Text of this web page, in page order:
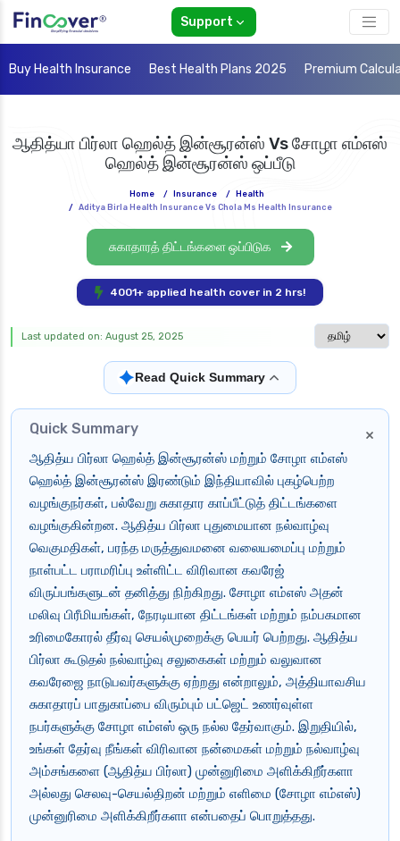
Support
Buy Health Insurance Best Health Plans 2025 Premium
ஆதித்யா பிர்லா ஹெல்த் இன்சூரன்ஸ் Vs சோழா எம்எஸ்
ஹெல்த் இன்சூரன்ஸ் ஒப்பீடு
Home / Insurance /
Health
/ Aditya Birla Health Insurance Vs Chola Ms Health Insurance
சுகாதாரத் திட்டங்களை ஒப்பிடுக
4001+ applied health cover in 2 hrs!
Select
Last updated on: August 25, 2025
✦Read Quick Summary
×
Quick Summary
ஆதித்ய பிர்லா ஹெல்த் இன்சூரன்ஸ் மற்றும் சோழா எம்எஸ்
ஹெல்த் இன்சூரன்ஸ் இரண்டும் இந்தியாவில் புகழ்பெற்ற
வழங்குநர்கள், பல்வேறு சுகாதார காப்பீட்டுத் திட்டங்களை
வழங்குகின்றன. ஆதித்ய பிர்லா புதுமையான நல்வாழ்வு
வெகுமதிகள், பரந்த மருத்துவமனை வலையமைப்பு மற்றும்
நாள்பட்ட பராமரிப்பு உள்ளிட்ட விரிவான கவரேஜ்
விருப்பங்களுடன் தனித்து நிற்கிறது. சோழா எம்எஸ் அதன்
மலிவு பிரீமியங்கள், நேரடியான திட்டங்கள் மற்றும் நம்பகமான
உரிமைகோரல் தீர்வு செயல்முறைக்கு பெயர் பெற்றது. ஆதித்ய
பிர்லா கூடுதல் நல்வாழ்வு சலுகைகள் மற்றும் வலுவான
கவரேஜை நாடுபவர்களுக்கு ஏற்றது என்றாலும், அத்தியாவசிய
சுகாதாரப் பாதுகாப்பை விரும்பும் பட்ஜெட் உணர்வுள்ள
நபர்களுக்கு சோழா எம்எஸ் ஒரு நல்ல தேர்வாகும். இறுதியில்,
உங்கள் தேர்வு நீங்கள் விரிவான நன்மைகள் மற்றும் நல்வாழ்வு
அம்சங்களை (ஆதித்ய பிர்லா) முன்னுரிமை அளிக்கிறீர்களா
அல்லது செலவு-செயல்திறன் மற்றும் எளிமை (சோழா எம்எஸ்)
முன்னுரிமை அளிக்கிறீர்களா என்பதைப் பொறுத்தது.